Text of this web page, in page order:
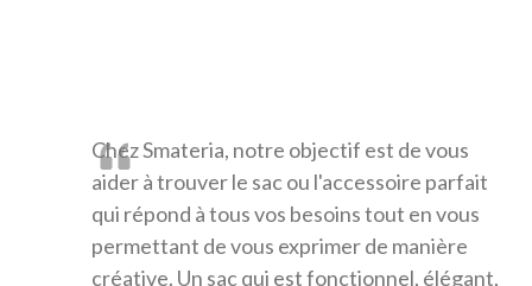
Chez Smateria, notre objectif est de vous
aider à trouver le sac ou l'accessoire parfait
qui répond à tous vos besoins tout en vous
permettant de vous exprimer de manière
créative. Un sac qui est fonctionnel, élégant,